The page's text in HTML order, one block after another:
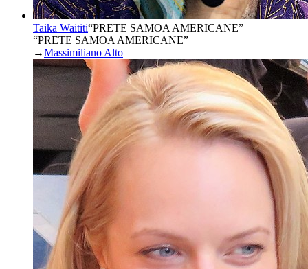
Taika Waititi“PRETE SAMOA AMERICANE”
“PRETE SAMOA AMERICANE”
→Massimiliano Alto